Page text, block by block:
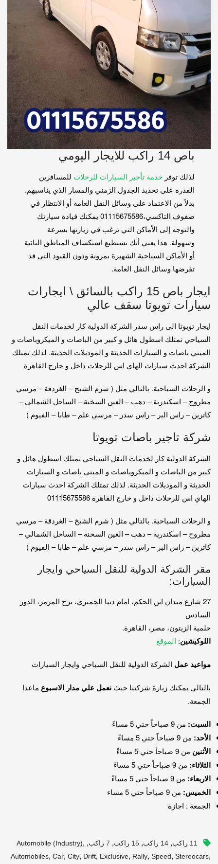
باص 14 راكب للايجار اليومي
لذلك توفرخدمة تأجير السيارات للرحلات للمسافرين
القدرة على تحديد الجدول الزمني والمسار الذي يناسبهم.
بدلاً من الاعتماد على وسائل النقل العامة أو الانتظار في
صفوف التاكسي،01115675586 يمكنك قيادة سيارتك
والتوجه إلى الأماكن التي ترغب في زيارتها بسرعة
وسهولة. هذا يعني أنك تستطيع استكشاف المناطق النائية
أو الأماكن السياحية الشهيرة بمرونة ودون القيود التي قد
تفرضها وسائل النقل العامة.
ايجار باص 15 راكب بالسائق \ ايجارات
سيارات تويوتا سقف عالي
ايجار تويوتا الى راس سدر الشركة الدولية كار لخدمات النقل
السياحي تمتلك اسطول هائل و كبير من الباصات و الميكروباصات و
الميني باصات و السيارات الحديثة و الموديلات الحديثة. لذلك تمتلك
الشركة احدث سيارات الهاي اس للرحلات داخل و خارج القاهرة
و الرحلات السياحية. بالتالي مثل ( شرم الشيخ – الغردقة – مرسي
مطروح – اسكندرية – دهب – العين السخنة – الساحل الشمالي –
كاترين – راس البر – راس سدر – مرسي علم – طابا – الفيوم )
شركة تاجير باصات تويوتا
الشركة الدولية كار لخدمات النقل السياحي تمتلك اسطول هائل و
كبير من الباصات و الميكروباصات و الميني باصات و السيارات
الحديثة و الموديلات الحديثة. لذلك تمتلك الشركة احدث سيارات
الهاي اس للرحلات داخل و خارج القاهرة 01115675586
و الرحلات السياحية. بالتالي مثل ( شرم الشيخ – الغردقة – مرسي
مطروح – اسكندرية – دهب – العين السخنة – الساحل الشمالي –
كاترين – راس البر – راس سدر – مرسي علم – طابا – الفيوم )
مقر الشركة الدولية للنقل السياحي وايجار
السيارات:
27 شارع ميدان ابن الحكم، امام دنيا الجمبري، برج المرمر، الدور
السادس
حلمية الزيتون، مصر، القاهرة.
اللوكيشين: الموقع
مواعيد عمل الشركة الدولية للنقل السياحي وايجار السيارات
بالتالي يمكنك زيارة شركتنا حيث نعمل علي مدار الاسبوع ماعدا
الجمعة.
السبت: من 9 صباحاً حتي 5 مساءً
الأحد: من 9 صباحاً حتي 5 مساءً
الأثنين من 9 صباحاً حتي 5 مساءً
الثلاثاء: من 9 صباحاً حتي 5 مساءً
الاربعاء: من 9 صباحاً حتي 5 مساءً
الخميس: من 9 صباحاً حتي 5 مساء
الجمعة : اجازة
11 راكب , 14 راكب , 15 راكب , 7 راكب ,
Automobile (industry),
Automobiles, Car, City, Drift, Exclusive, Rally, Speed, Stereocars,